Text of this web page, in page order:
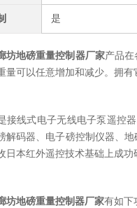
是
坊地磅重量控制器厂家产品在
量可以任意增加和减少。拥有
接线式电子无线电子泵遥控
解码器、电子磅控制仪器、
日本红外遥控技术基础上成功
坊地磅重量控制器厂家有如下